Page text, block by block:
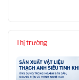
Thị trường